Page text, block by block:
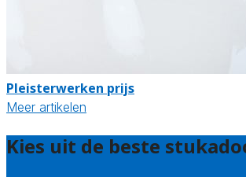
Pleisterwerken prijs
Meer artikelen
Kies uit de beste